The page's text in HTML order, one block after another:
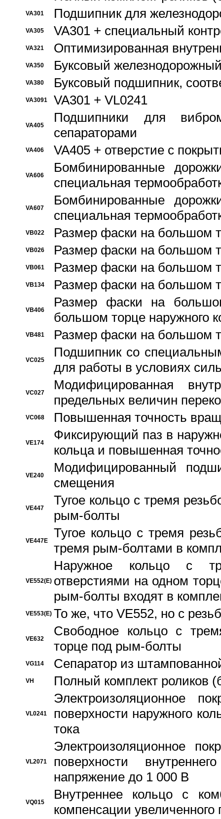
VA301 Подшипник для
VA305 VA301 + специальный
VA321 Оптимизированная
VA350 Буксовый
VA380 Буксовый подшипник,
VA3091 VA301 + VL0241
VA405
Подшипники для
сепараторами
VA406 VA405 + отверстие с
VA606
Бомбинированные
специальная
VA607
Бомбинированные
специальная
VB022 Размер фаски на большом
VB026 Размер фаски на большом
VB061 Размер фаски на большом
VB134 Размер фаски на большом
VB406
Размер фаски на
большом торце наружного
VB481 Размер фаски на большом
VC025
Подшипник со
для работы в условиях
VC027
Модифицированная
предельных величин
VC068 Повышенная точность
VE174
Фиксирующий паз в
кольца и повышенная
VE240
Модифицированный
смещения
VE447
Тугое кольцо с тремя
рым-болты
VE447E
Тугое кольцо с тремя
тремя рым-болтами в
VE552(E)
Наружное кольцо с
отверстиями на одном
рым-болты входят в
VE553(E) То же, что VE552, но с
VE632
Свободное кольцо с
торце под рым-болты
VG114 Сепаратор из
VH Полный комплект роликов
VL0241
Электроизоляционное
поверхности наружного
тока
VL2071
Электроизоляционное
поверхности
напряжение до 1 000 В
VQ015
Bнутреннее кольцо с
компенсации увеличенного